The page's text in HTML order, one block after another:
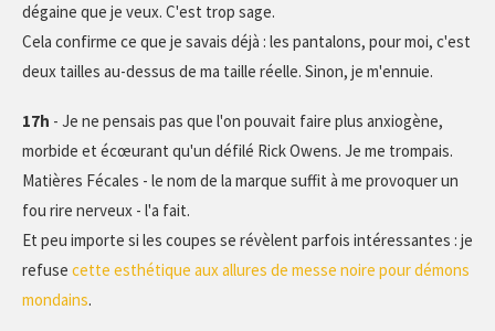
dégaine que je veux. C'est trop sage.
Cela confirme ce que je savais déjà : les pantalons, pour moi, c'est
deux tailles au-dessus de ma taille réelle. Sinon, je m'ennuie.
17h - Je ne pensais pas que l'on pouvait faire plus anxiogène,
morbide et écœurant qu'un défilé Rick Owens. Je me trompais.
Matières Fécales - le nom de la marque suffit à me provoquer un
fou rire nerveux - l'a fait.
Et peu importe si les coupes se révèlent parfois intéressantes : je
refuse cette esthétique aux allures de messe noire pour démons
mondains.